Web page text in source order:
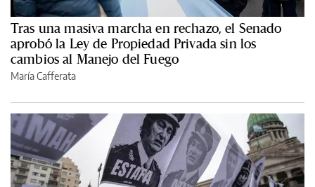
Tras una masiva marcha en rechazo, el Senado
aprobó la Ley de Propiedad Privada sin los
cambios al Manejo del Fuego
María Cafferata